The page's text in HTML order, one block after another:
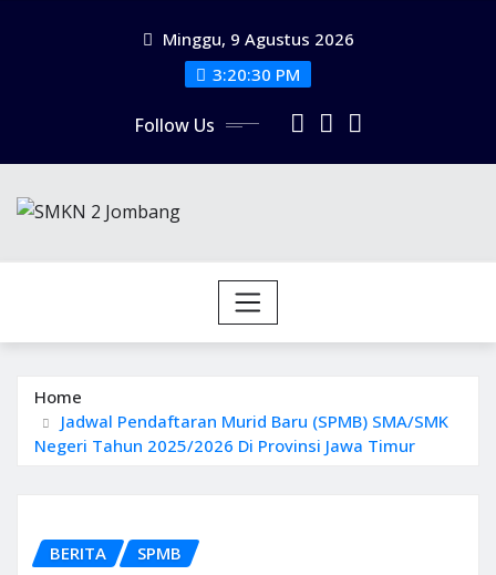
Minggu, 9 Agustus 2026
3:20:30 PM
Follow Us
Home
Jadwal Pendaftaran Murid Baru (SPMB) SMA/SMK
Negeri Tahun 2025/2026 Di Provinsi Jawa Timur
BERITA SPMB